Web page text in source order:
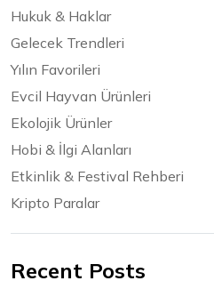
Hukuk & Haklar
Gelecek Trendleri
Yılın Favorileri
Evcil Hayvan Ürünleri
Ekolojik Ürünler
Hobi & İlgi Alanları
Etkinlik & Festival Rehberi
Kripto Paralar
Recent Posts